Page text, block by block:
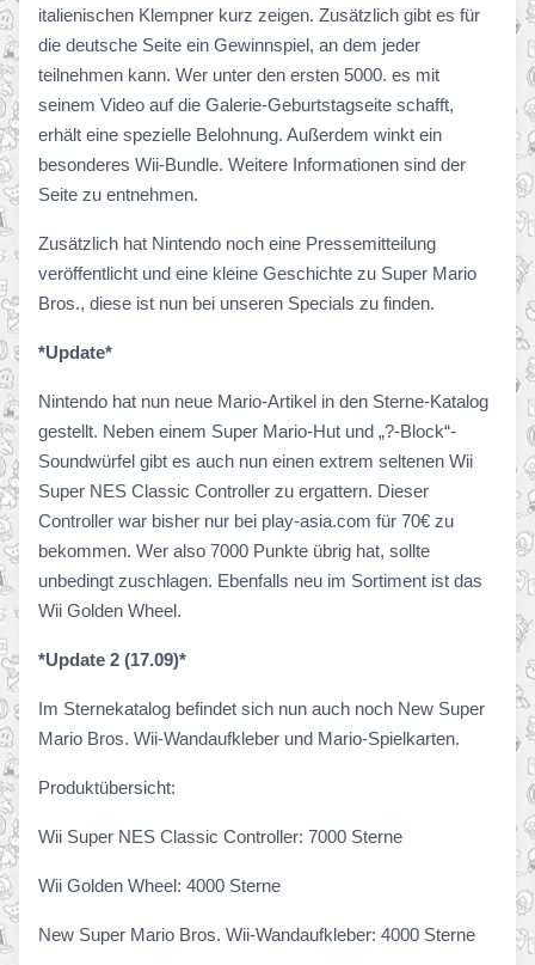
italienischen Klempner kurz zeigen. Zusätzlich gibt es für
die deutsche Seite ein Gewinnspiel, an dem jeder
teilnehmen kann. Wer unter den ersten 5000. es mit
seinem Video auf die Galerie-Geburtstagseite schafft,
erhält eine spezielle Belohnung. Außerdem winkt ein
besonderes Wii-Bundle. Weitere Informationen sind der
Seite zu entnehmen.
Zusätzlich hat Nintendo noch eine Pressemitteilung
veröffentlicht und eine kleine Geschichte zu Super Mario
Bros., diese ist nun bei unseren Specials zu finden.
*Update*
Nintendo hat nun neue Mario-Artikel in den Sterne-Katalog
gestellt. Neben einem Super Mario-Hut und „?-Block“-
Soundwürfel gibt es auch nun einen extrem seltenen Wii
Super NES Classic Controller zu ergattern. Dieser
Controller war bisher nur bei play-asia.com für 70€ zu
bekommen. Wer also 7000 Punkte übrig hat, sollte
unbedingt zuschlagen. Ebenfalls neu im Sortiment ist das
Wii Golden Wheel.
*Update 2 (17.09)*
Im Sternekatalog befindet sich nun auch noch New Super
Mario Bros. Wii-Wandaufkleber und Mario-Spielkarten.
Produktübersicht:
Wii Super NES Classic Controller: 7000 Sterne
Wii Golden Wheel: 4000 Sterne
New Super Mario Bros. Wii-Wandaufkleber: 4000 Sterne